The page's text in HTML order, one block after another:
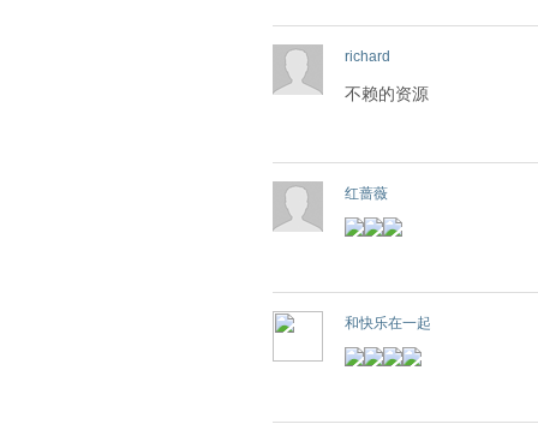
richard
不赖的资源
红蔷薇
和快乐在一起